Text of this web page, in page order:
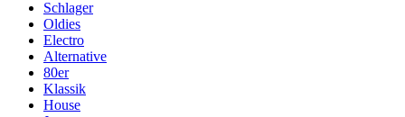
Schlager
Oldies
Electro
Alternative
80er
Klassik
House